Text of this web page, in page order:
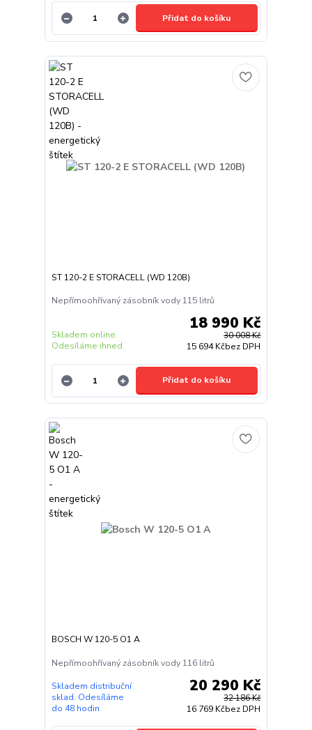
Přidat do košíku
ST 120-2 E STORACELL (WD 120B)
Nepřímoohřívaný zásobník vody 115 litrů
30 008 Kč
18 990 Kč
15 694 Kčbez DPH
Skladem online.
Odesíláme ihned
Přidat do košíku
BOSCH W 120-5 O1 A
Nepřímoohřívaný zásobník vody 116 litrů
32 186 Kč
20 290 Kč
16 769 Kčbez DPH
Skladem distribuční
sklad. Odesíláme
do 48 hodin